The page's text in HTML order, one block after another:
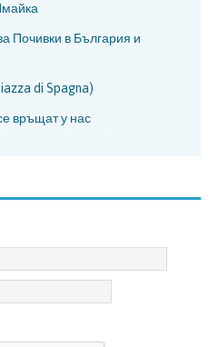
Почивки в България и
di Spagna)
връщат у нас